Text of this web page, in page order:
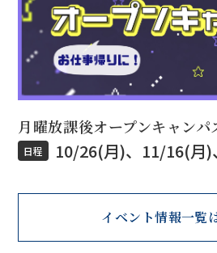
月曜放課後オープンキャンパ
日程 10/26(月)、11/16(月
イベント情報一覧